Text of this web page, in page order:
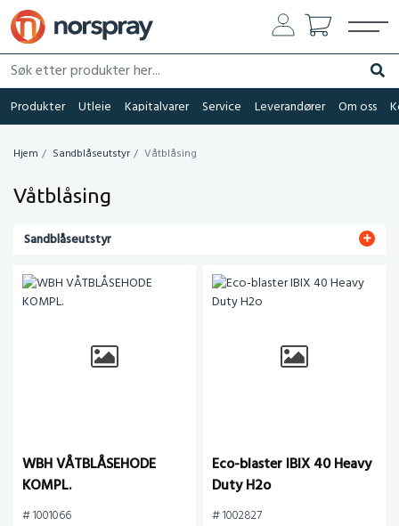
Søk etter produkter her...
Søk
Produkter Utleie Kapitalvarer Service Leverandører Om oss
Hjem Sandblåseutstyr Våtblåsing
Våtblåsing
Sandblåseutstyr
WBH VÅTBLÅSEHODE
KOMPL.
# 1001066
Eco-blaster IBIX 40 Heavy
Duty H2o
# 1002827